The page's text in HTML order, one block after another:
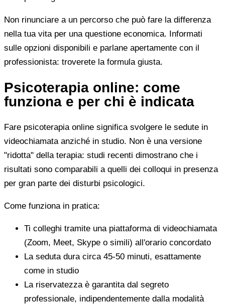
Non rinunciare a un percorso che può fare la differenza
nella tua vita per una questione economica. Informati
sulle opzioni disponibili e parlane apertamente con il
professionista: troverete la formula giusta.
Psicoterapia online: come
funziona e per chi è indicata
Fare psicoterapia online significa svolgere le sedute in
videochiamata anziché in studio. Non è una versione
"ridotta" della terapia: studi recenti dimostrano che i
risultati sono comparabili a quelli dei colloqui in presenza
per gran parte dei disturbi psicologici.
Come funziona in pratica:
Ti colleghi tramite una piattaforma di videochiamata
(Zoom, Meet, Skype o simili) all'orario concordato
La seduta dura circa 45-50 minuti, esattamente
come in studio
La riservatezza è garantita dal segreto
professionale, indipendentemente dalla modalità